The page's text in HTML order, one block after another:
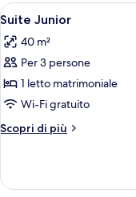
Apri
tutte
le
foto
per
Suite
Junior
6
Suite Junior
40 m²
Per 3 persone
1 letto matrimoniale
Wi-Fi gratuito
Scopri di più
Altri
Junior